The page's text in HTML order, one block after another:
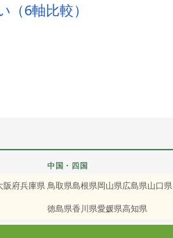
6軸比較）
阪府兵庫県
中国・四国
鳥取県島根県岡山県広島県山口県
徳島県香川県愛媛県高知県